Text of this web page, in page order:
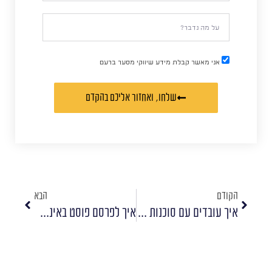
אני מאשר קבלת מידע שיווקי מסער ברעם
שלחו, ואחזור אליכם בהקדם
הקודם
איך עובדים עם סוכנות שיווק דיגיטלי? 10 טיפים
הבא
איך לפרסם פוסט באינסטגרם דרך המחשב?